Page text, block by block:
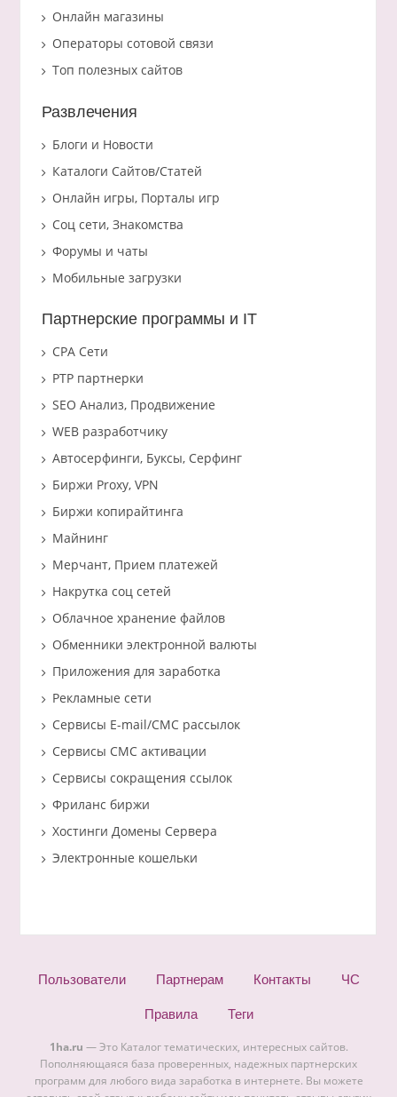
Онлайн магазины
Операторы сотовой связи
Топ полезных сайтов
Развлечения
Блоги и Новости
Каталоги Сайтов/Статей
Онлайн игры, Порталы игр
Соц сети, Знакомства
Форумы и чаты
Мобильные загрузки
Партнерские программы и IT
CPA Сети
PTP партнерки
SEO Анализ, Продвижение
WEB разработчику
Автосерфинги, Буксы, Серфинг
Биржи Proxy, VPN
Биржи копирайтинга
Майнинг
Мерчант, Прием платежей
Накрутка соц сетей
Облачное хранение файлов
Обменники электронной валюты
Приложения для заработка
Рекламные сети
Сервисы E-mail/СМС рассылок
Сервисы СМС активации
Сервисы сокращения ссылок
Фриланс биржи
Хостинги Домены Сервера
Электронные кошельки
Пользователи Партнерам Контакты ЧС
Правила Теги
1ha.ru — Это Каталог тематических, интересных сайтов.
Пополняющаяся база проверенных, надежных партнерских
программ для любого вида заработка в интернете. Вы можете